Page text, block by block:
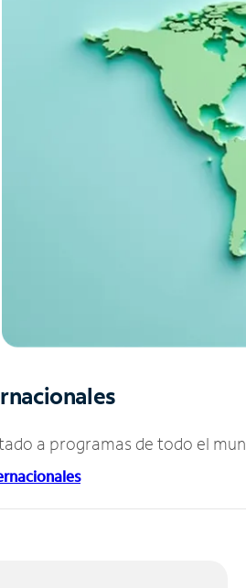
a programas de todo el